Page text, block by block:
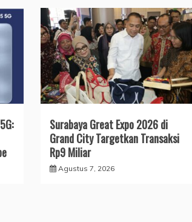
Surabaya Great Expo 2026 di
Grand City Targetkan Transaksi
Rp9 Miliar
Agustus 7, 2026